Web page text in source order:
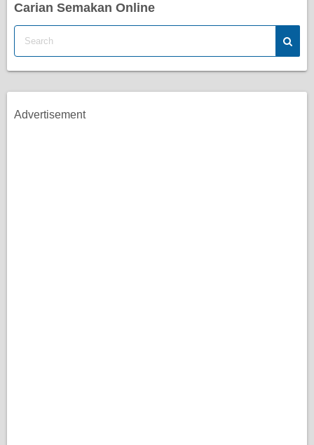
Carian Semakan Online
Advertisement